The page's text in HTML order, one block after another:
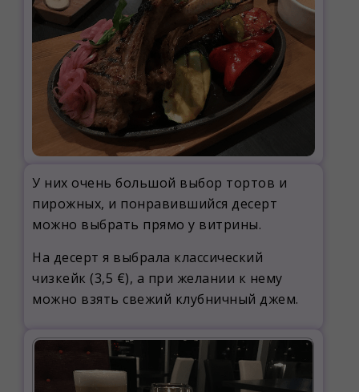
У них очень большой выбор тортов и
пирожных, и понравившийся десерт
можно выбрать прямо у витрины.
На десерт я выбрала классический
чизкейк (3,5 €), а при желании к нему
можно взять свежий клубничный джем.